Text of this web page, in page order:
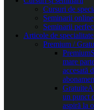
Cursuri de
Seminarii online
Seminarii
Articole de specialitate
Premium /
Premium
mare
accesată
Gratuite
un punct
aspiră la